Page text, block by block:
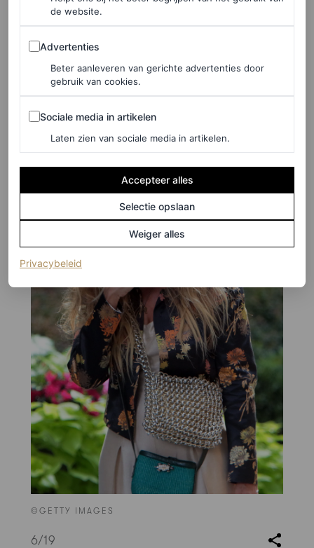
/19
©GETTY IMAGES
6/19
de website.
Advertenties
Advertenties
Beter aanleveren van gerichte advertenties door
gebruik van cookies.
Sociale media in artikelen
Sociale media in artikelen
Laten zien van sociale media in artikelen.
Accepteer alles
Selectie opslaan
Weiger alles
Privacybeleid